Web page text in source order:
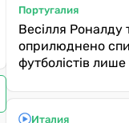
Португалия
Весілля
оприлюднено
футболістів лише
Италия